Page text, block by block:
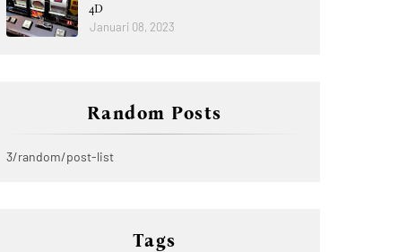
4D
Januari 08, 2023
Random Posts
3/random/post-list
Tags